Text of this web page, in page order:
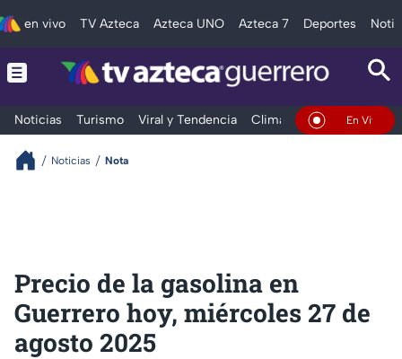
en vivo TV Azteca Azteca UNO Azteca 7 Deportes
Noticias Turismo Viral y Tendencia Clima DeportesEn Vivo
Noticias Nota
Precio de la gasolina en
Guerrero hoy, miércoles 27 de
agosto 2025